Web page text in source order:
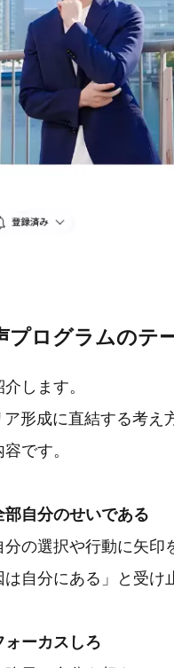
ログラムのテ
します。
形成に直結する考え
です。
部自分のせいである
の選択や行動に矢印
自分にある」と受け
ォーカスしろ